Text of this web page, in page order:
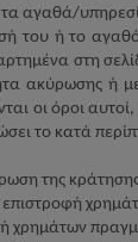
αγαθά/
του ή το
στη
ακύρωσης
οι όροι
το κατά
της